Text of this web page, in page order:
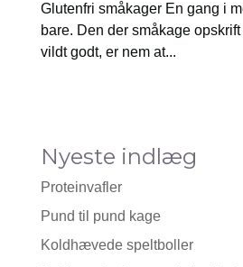
Glutenfri småkager En gang i
bare. Den der småkage
vildt godt, er nem at...
Nyeste indlæg
Proteinvafler
Pund til pund kage
Koldhævede speltboller